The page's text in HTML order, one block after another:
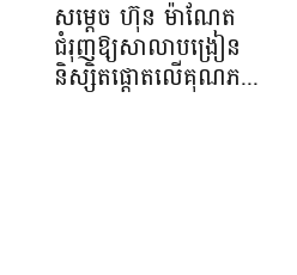
សម្តេច ហ៊ុន ម៉ាណែត
ជំរុញឱ្យសាលាបង្រៀន
និស្សិតផ្តោតលើគុណភ...